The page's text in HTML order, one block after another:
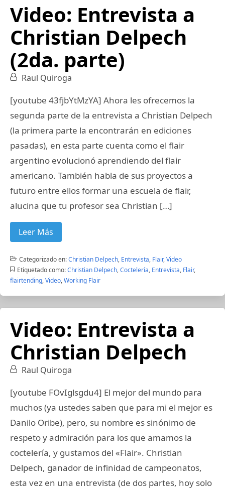
Video: Entrevista a
Christian Delpech
(2da. parte)
Raul Quiroga
[youtube 43fjbYtMzYA] Ahora les ofrecemos la
segunda parte de la entrevista a Christian Delpech
(la primera parte la encontrarán en ediciones
pasadas), en esta parte cuenta como el flair
argentino evolucionó aprendiendo del flair
americano. También habla de sus proyectos a
futuro entre ellos formar una escuela de flair,
alucina que tu profesor sea Christian […]
Leer Más
Categorizado en:Christian Delpech, Entrevista, Flair,Video
Etiquetado como: Christian Delpech,Coctelería, Entrevista, Flair,
flairtending,Video,Working Flair
Video: Entrevista a
Christian Delpech
Raul Quiroga
[youtube FOvIglsgdu4] El mejor del mundo para
muchos (ya ustedes saben que para mi el mejor es
Danilo Oribe), pero, su nombre es sinónimo de
respeto y admiración para los que amamos la
coctelería, y gustamos del «Flair». Christian
Delpech, ganador de infinidad de campeonatos,
esta vez en una entrevista (de dos partes, hoy solo